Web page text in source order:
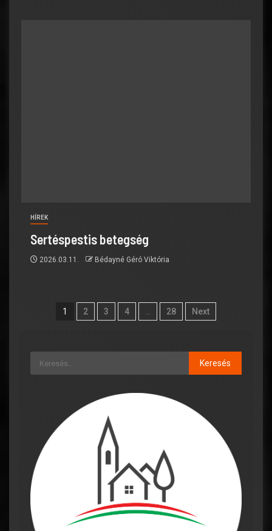
HÍREK
Sertéspestis betegség
2026.03.11. Bédayné Géró Viktória
1 2 3 4 … 28 Next